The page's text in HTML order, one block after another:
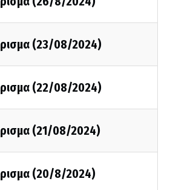
(23/08/2024)
(22/08/2024)
(21/08/2024)
(20/8/2024)